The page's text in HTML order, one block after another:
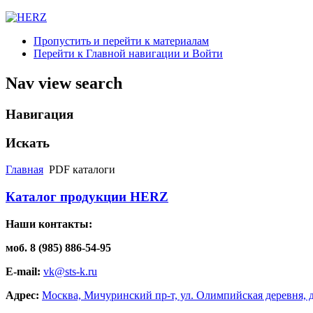
Пропустить и перейти к материалам
Перейти к Главной навигации и Войти
Nav view search
Навигация
Искать
Главная PDF каталоги
Каталог продукции HERZ
Наши контакты:
моб. 8 (985) 886-54-95
E-mail: vk@sts-k.ru
Адрес: Москва, Мичуринский пр-т, ул. Олимпийская деревня,